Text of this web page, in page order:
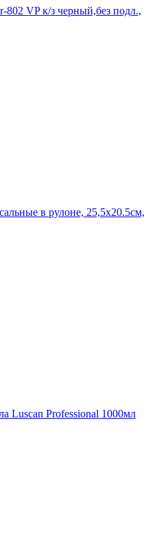
VP к/з черный,без подл.,
в рулоне, 25,5х20.5см,
Luscan Professional 1000мл